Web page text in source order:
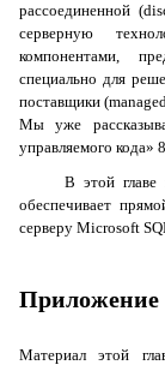
рассоединенной (
серверную
компонентами,
специально для
поставщики (
Мы уже
управляемого кода»
В этой главе
обеспечивает
серверу Microsoft
Приложение
Материал этой